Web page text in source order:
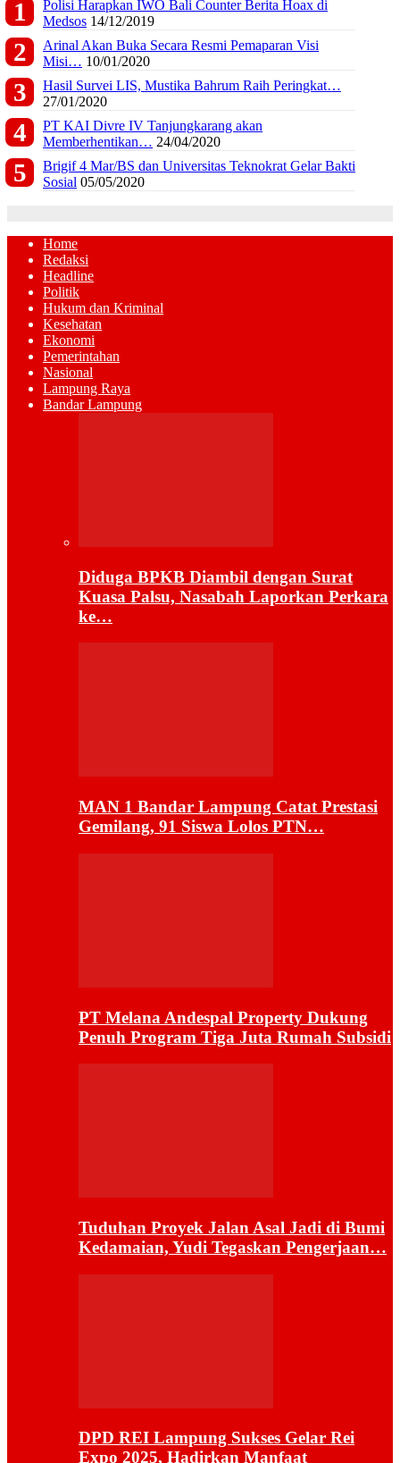
Polisi Harapkan IWO Bali Counter Berita Hoax di
Medsos 14/12/2019
Arinal Akan Buka Secara Resmi Pemaparan Visi
Misi… 10/01/2020
Hasil Survei LIS, Mustika Bahrum Raih Peringkat…
27/01/2020
PT KAI Divre IV Tanjungkarang akan
Memberhentikan… 24/04/2020
Brigif 4 Mar/BS dan Universitas Teknokrat Gelar Bakti
Sosial 05/05/2020
Home
Redaksi
Headline
Politik
Hukum dan Kriminal
Kesehatan
Ekonomi
Pemerintahan
Nasional
Lampung Raya
Bandar Lampung
Diduga BPKB Diambil dengan Surat
Kuasa Palsu, Nasabah Laporkan Perkara
ke…
MAN 1 Bandar Lampung Catat Prestasi
Gemilang, 91 Siswa Lolos PTN…
PT Melana Andespal Property Dukung
Penuh Program Tiga Juta Rumah Subsidi
Tuduhan Proyek Jalan Asal Jadi di Bumi
Kedamaian, Yudi Tegaskan Pengerjaan…
DPD REI Lampung Sukses Gelar Rei
Expo 2025, Hadirkan Manfaat